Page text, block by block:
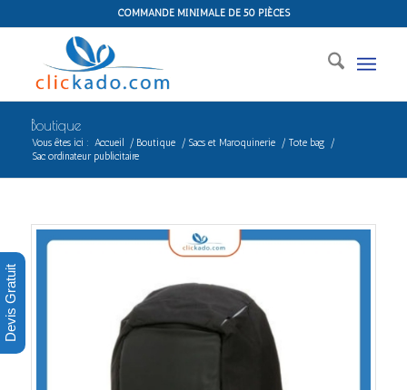
COMMANDE MINIMALE DE 50 PIÈCES
Boutique
Vous êtes ici : Accueil / Boutique / Sacs et Maroquinerie / Tote bag
/
Sac ordinateur publicitaire
Devis Gratuit